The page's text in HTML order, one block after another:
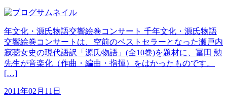
年文化・源氏物語交響絵巻コンサート 千年文化・源氏物語
交響絵巻コンサートは、空前のベストセラーとなった瀬戸内
寂聴女史の現代語訳「源氏物語」(全10巻)を題材に、冨田 勲
先生が音楽化（作曲・編曲・指揮）をはかったものです。
[…]
2011年02月11日